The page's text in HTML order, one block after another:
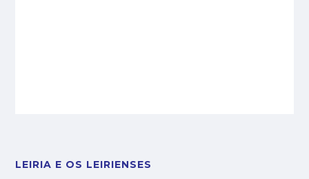
LEIRIA E OS LEIRIENSES